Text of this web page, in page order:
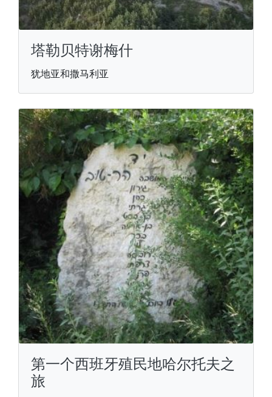
塔勒贝特谢梅什
犹地亚和撒马利亚
第一个西班牙殖民地哈尔托夫之
旅